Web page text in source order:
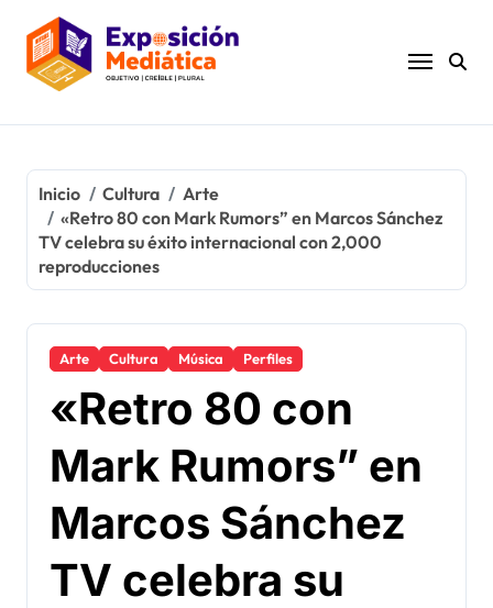
contenido
Inicio Cultura
Arte
«Retro 80 con Mark Rumors” en Marcos Sánchez
TV celebra su éxito internacional con 2,000
reproducciones
Arte Cultura Música Perfiles
«Retro 80 con
Mark Rumors” en
Marcos Sánchez
TV celebra su